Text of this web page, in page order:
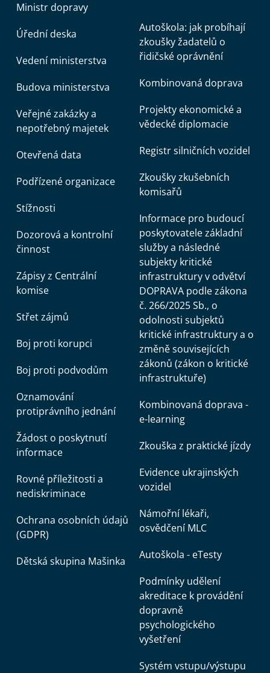
Ministr dopravy
Úřední deska
Vedení ministerstva
Budova ministerstva
Veřejné zakázky a
nepotřebný majetek
Otevřená data
Podřízené organizace
Stížnosti
Dozorová a kontrolní
činnost
Zápisy z Centrální
komise
Střet zájmů
Boj proti korupci
Boj proti podvodům
Oznamování
protiprávního jednání
Žádost o poskytnutí
informace
Rovné příležitosti a
nediskriminace
Ochrana osobních údajů
(GDPR)
Dětská skupina Mašinka
Autoškola: jak probíhají
zkoušky žadatelů o
řidičské oprávnění
Kombinovaná doprava
Projekty ekonomické a
vědecké diplomacie
Registr silničních vozidel
Zkoušky zkušebních
komisařů
Informace pro budoucí
poskytovatele základní
služby a následné
subjekty kritické
infrastruktury v odvětví
DOPRAVA podle zákona
č. 266/2025 Sb., o
odolnosti subjektů
kritické infrastruktury a o
změně souvisejících
zákonů (zákon o kritické
infrastruktuře)
Kombinovaná doprava -
e-learning
Zkouška z praktické jízdy
Evidence ukrajinských
vozidel
Námořní lékaři,
osvědčení MLC
Autoškola - eTesty
Podmínky udělení
akreditace k provádění
dopravně
psychologického
vyšetření
Systém vstupu/výstupu